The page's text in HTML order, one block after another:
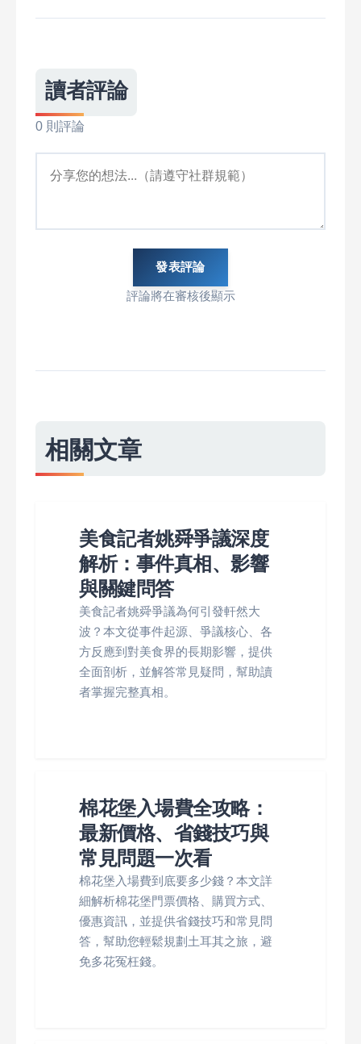
讀者評論
0 則評論
發表評論
評論將在審核後顯示
相關文章
美食記者姚舜爭議深度
解析：事件真相、影響
與關鍵問答
美食記者姚舜爭議為何引發軒然大
波？本文從事件起源、爭議核心、各
方反應到對美食界的長期影響，提供
全面剖析，並解答常見疑問，幫助讀
者掌握完整真相。
棉花堡入場費全攻略：
最新價格、省錢技巧與
常見問題一次看
棉花堡入場費到底要多少錢？本文詳
細解析棉花堡門票價格、購買方式、
優惠資訊，並提供省錢技巧和常見問
答，幫助您輕鬆規劃土耳其之旅，避
免多花冤枉錢。